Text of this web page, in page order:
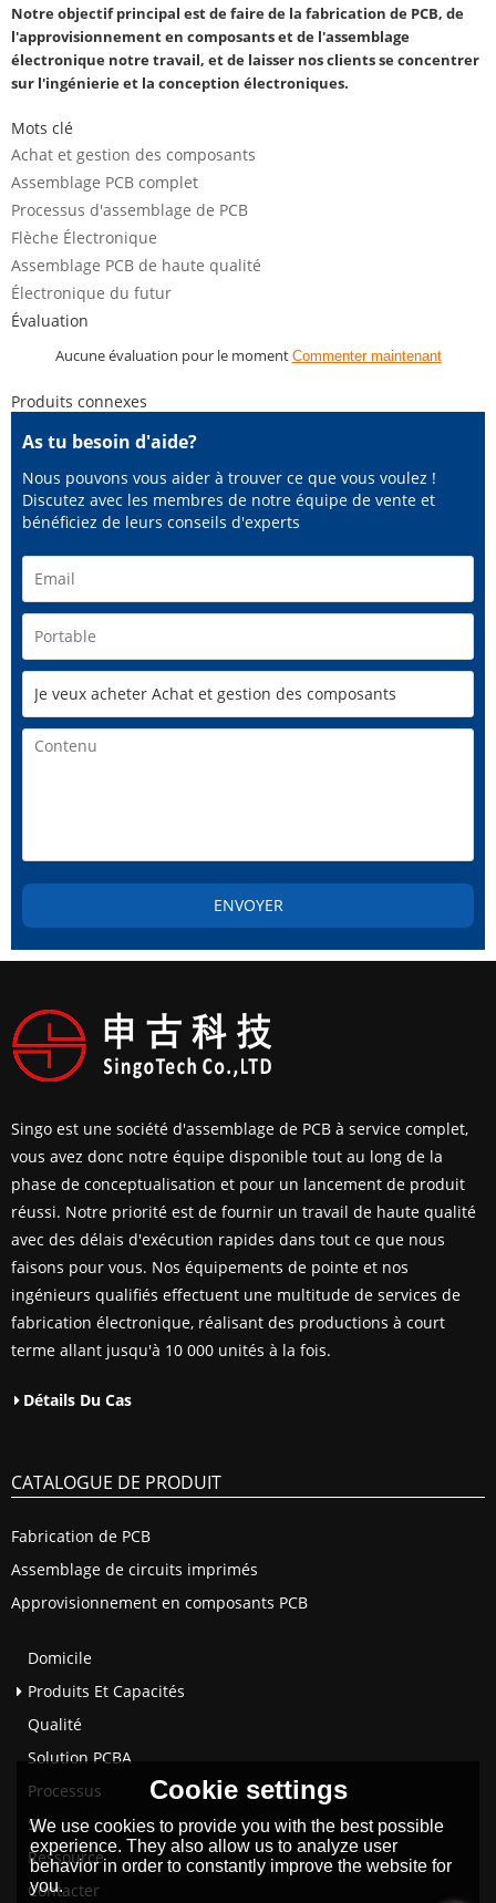
Notre objectif principal est de faire de la fabrication de PCB, de
l'approvisionnement en composants et de l'assemblage
électronique notre travail, et de laisser nos clients se concentrer
sur l'ingénierie et la conception électroniques.
Mots clé
Achat et gestion des composants
Assemblage PCB complet
Processus d'assemblage de PCB
Flèche Électronique
Assemblage PCB de haute qualité
Électronique du futur
Évaluation
Aucune évaluation pour le moment Commenter maintenant
Produits connexes
As tu besoin d'aide?
Nous pouvons vous aider à trouver ce que vous voulez !
Discutez avec les membres de notre équipe de vente et
bénéficiez de leurs conseils d'experts
ENVOYER
Singo est une société d'assemblage de PCB à service complet,
vous avez donc notre équipe disponible tout au long de la
phase de conceptualisation et pour un lancement de produit
réussi. Notre priorité est de fournir un travail de haute qualité
avec des délais d'exécution rapides dans tout ce que nous
faisons pour vous. Nos équipements de pointe et nos
ingénieurs qualifiés effectuent une multitude de services de
fabrication électronique, réalisant des productions à court
terme allant jusqu'à 10 000 unités à la fois.
Détails Du Cas
CATALOGUE DE PRODUIT
Fabrication de PCB
Assemblage de circuits imprimés
Approvisionnement en composants PCB
Domicile
Produits Et Capacités
Qualité
Solution PCBA
Processus
Sur
Ressource
Contacter
Cookie settings
We use cookies to provide you with the best possible
experience. They also allow us to analyze user
behavior in order to constantly improve the website for
you.